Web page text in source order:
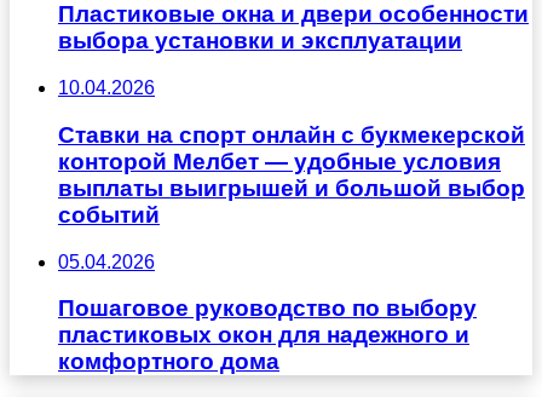
Пластиковые окна и двери особенности
выбора установки и эксплуатации
10.04.2026
Ставки на спорт онлайн с букмекерской
конторой Мелбет — удобные условия
выплаты выигрышей и большой выбор
событий
05.04.2026
Пошаговое руководство по выбору
пластиковых окон для надежного и
комфортного дома